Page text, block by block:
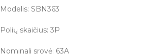
Modelis: SBN363
Polių skaičius: 3P
Nominali srovė: 63A